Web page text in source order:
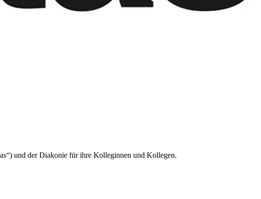
und der Diakonie für ihre Kolleginnen und Kollegen.